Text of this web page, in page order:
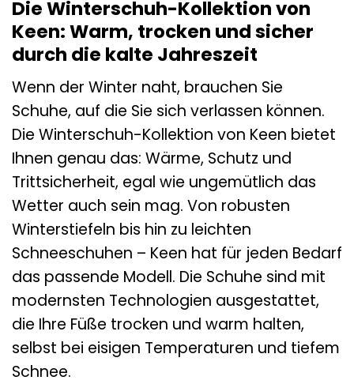
Die Winterschuh-Kollektion von
Keen: Warm, trocken und sicher
durch die kalte Jahreszeit
Wenn der Winter naht, brauchen Sie
Schuhe, auf die Sie sich verlassen können.
Die Winterschuh-Kollektion von Keen bietet
Ihnen genau das: Wärme, Schutz und
Trittsicherheit, egal wie ungemütlich das
Wetter auch sein mag. Von robusten
Winterstiefeln bis hin zu leichten
Schneeschuhen – Keen hat für jeden Bedarf
das passende Modell. Die Schuhe sind mit
modernsten Technologien ausgestattet,
die Ihre Füße trocken und warm halten,
selbst bei eisigen Temperaturen und tiefem
Schnee.